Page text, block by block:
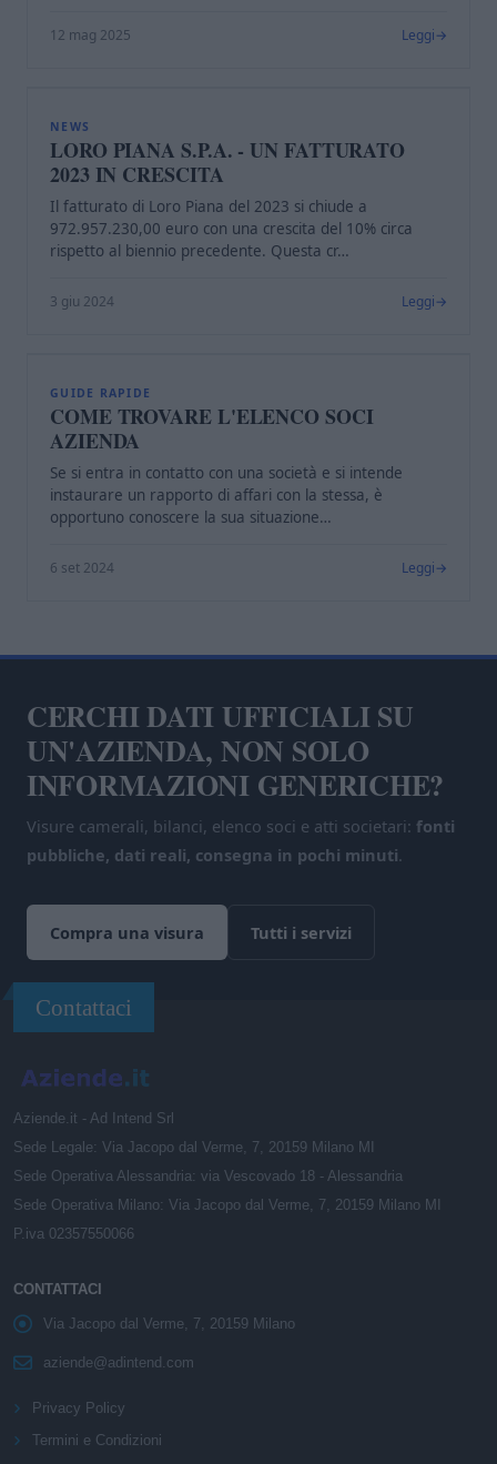
12 mag 2025 Leggi
NEWS
LORO PIANA S.P.A. - UN FATTURATO
2023 IN CRESCITA
Il fatturato di Loro Piana del 2023 si chiude a
972.957.230,00 euro con una crescita del 10% circa
rispetto al biennio precedente. Questa cr…
3 giu 2024 Leggi
GUIDE RAPIDE
COME TROVARE L'ELENCO SOCI
AZIENDA
Se si entra in contatto con una società e si intende
instaurare un rapporto di affari con la stessa, è
opportuno conoscere la sua situazione…
6 set 2024 Leggi
CERCHI DATI UFFICIALI SU
UN'AZIENDA, NON SOLO
INFORMAZIONI GENERICHE?
Visure camerali, bilanci, elenco soci e atti societari: fonti
pubbliche, dati reali, consegna in pochi minuti.
Compra una visura Tutti i servizi
Contattaci
Aziende.it - Ad Intend Srl
Sede Legale: Via Jacopo dal Verme, 7, 20159 Milano MI
Sede Operativa Alessandria: via Vescovado 18 - Alessandria
Sede Operativa Milano: Via Jacopo dal Verme, 7, 20159 Milano MI
P.iva 02357550066
CONTATTACI
Via Jacopo dal Verme, 7, 20159 Milano
aziende@adintend.com
Privacy Policy
Termini e Condizioni